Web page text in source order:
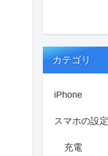
カテゴリ
iPhone
スマホの設定
充電